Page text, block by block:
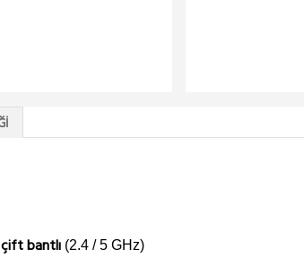
çift bantlı (2.4 / 5 GHz)